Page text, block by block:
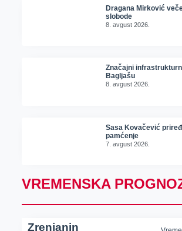
Dragana Mirković
slobode
8. avgust 2026.
Značajni
Bagljašu
8. avgust 2026.
Sasa Kovačević
pamćenje
7. avgust 2026.
VREMENSKA